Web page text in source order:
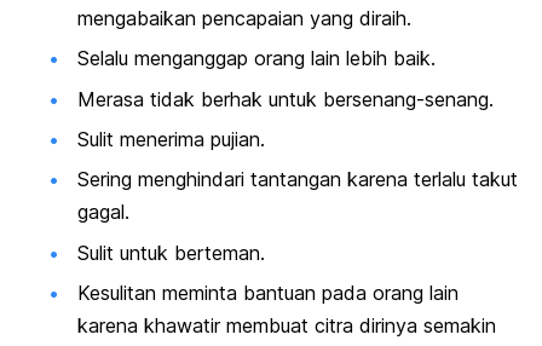
mengabaikan pencapaian yang diraih.
Selalu menganggap orang lain lebih baik.
Merasa tidak berhak untuk bersenang-senang.
Sulit menerima pujian.
Sering menghindari tantangan karena terlalu takut
gagal.
Sulit untuk berteman.
Kesulitan meminta bantuan pada orang lain
karena khawatir membuat citra dirinya semakin